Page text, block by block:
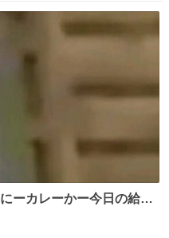
ーカレーかー今日の給食